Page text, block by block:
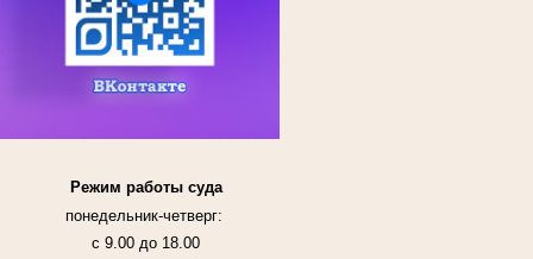
Режим работы суда
понедельник-четверг:
с 9.00 до 18.00